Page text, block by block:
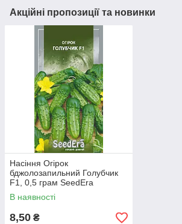
Акційні пропозиції та новинки
Насіння Огірок
бджолозапильний Голубчик
F1, 0,5 грам SeedEra
В наявності
8,50 ₴